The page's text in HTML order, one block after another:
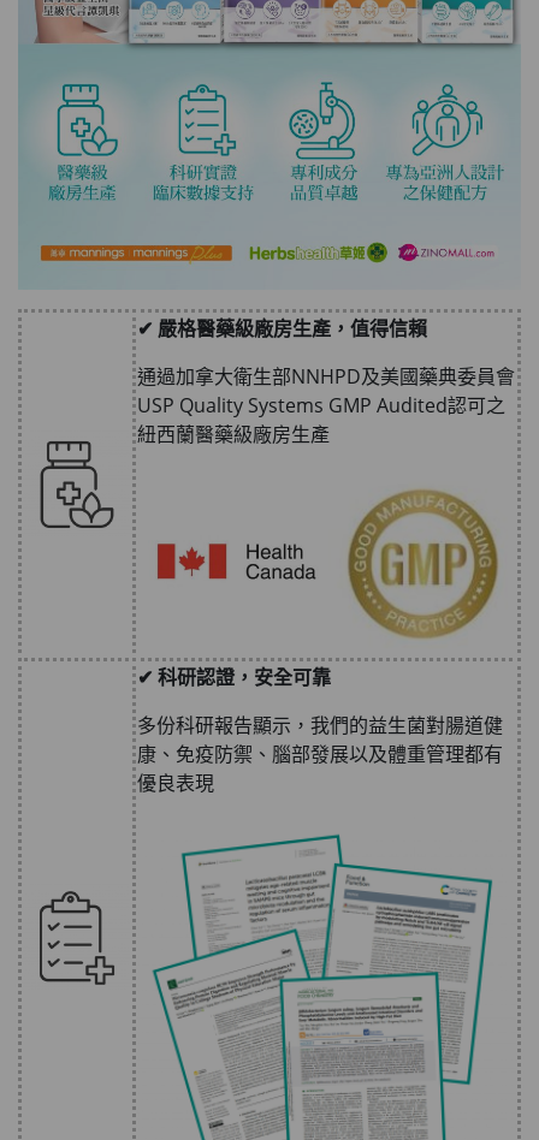
✔ 嚴格醫藥級廠房生產，值得信賴
通過加拿大衛生部NNHPD及美國藥典委員會
USP Quality Systems GMP Audited認可之
紐西蘭醫藥級廠房生產
✔ 科研認證，安全可靠
多份科研報告顯示，我們的益生菌對腸道健
康、免疫防禦、腦部發展以及體重管理都有
優良表現